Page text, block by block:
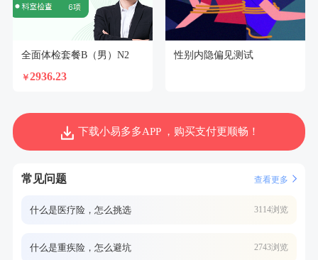
全面体检套餐B（男）N2
￥2936.23
性别内隐偏见测试
下载小易多多APP ，购买支付更顺畅！
常见问题 查看更多
什么是医疗险，怎么挑选 3114浏览
什么是重疾险，怎么避坑 2743浏览